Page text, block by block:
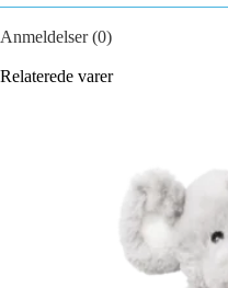
Anmeldelser (0)
Relaterede varer